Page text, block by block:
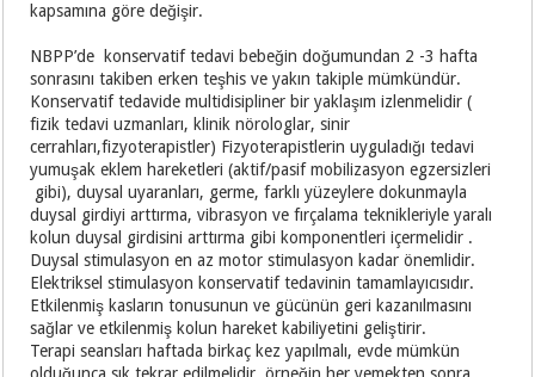
kapsamına göre değişir.
NBPP’de konservatif tedavi bebeğin doğumundan 2 -3 hafta
sonrasını takiben erken teşhis ve yakın takiple mümkündür.
Konservatif tedavide multidisipliner bir yaklaşım izlenmelidir (
fizik tedavi uzmanları, klinik nörologlar, sinir
cerrahları,fizyoterapistler) Fizyoterapistlerin uyguladığı tedavi
yumuşak eklem hareketleri (aktif/pasif mobilizasyon egzersizleri
gibi), duysal uyaranları, germe, farklı yüzeylere dokunmayla
duysal girdiyi arttırma, vibrasyon ve fırçalama teknikleriyle yaralı
kolun duysal girdisini arttırma gibi komponentleri içermelidir .
Duysal stimulasyon en az motor stimulasyon kadar önemlidir.
Elektriksel stimulasyon konservatif tedavinin tamamlayıcısıdır.
Etkilenmiş kasların tonusunun ve gücünün geri kazanılmasını
sağlar ve etkilenmiş kolun hareket kabiliyetini geliştirir.
Terapi seansları haftada birkaç kez yapılmalı, evde mümkün